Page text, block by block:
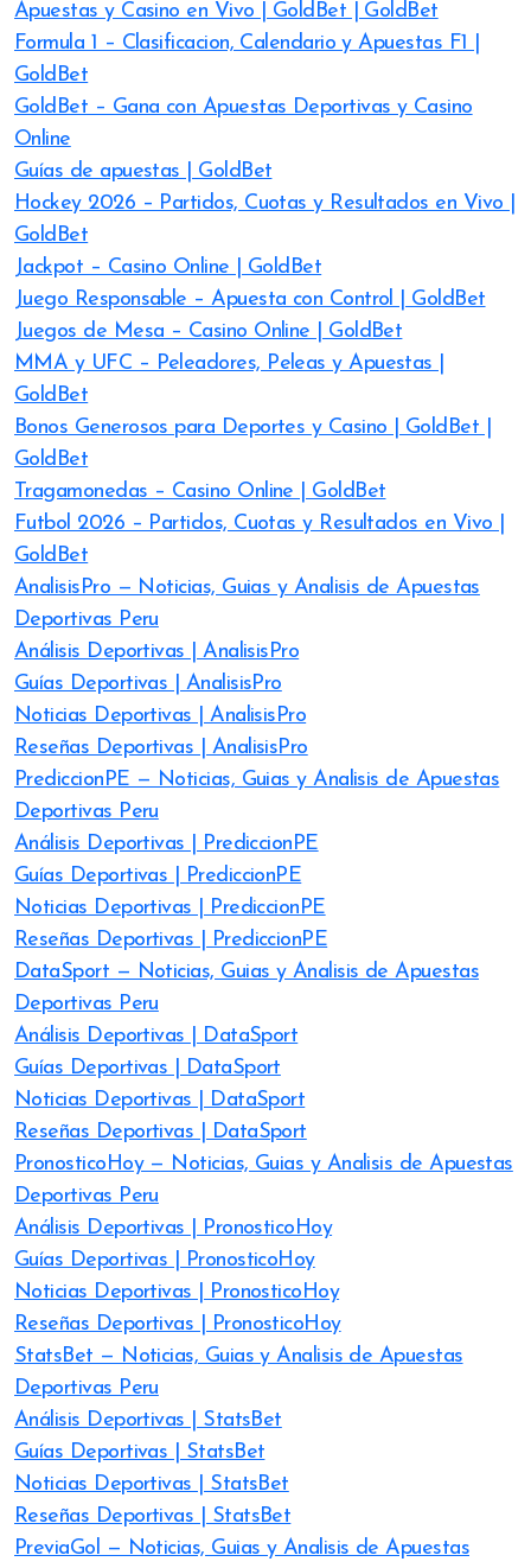
Apuestas y Casino en Vivo | GoldBet | GoldBet
Formula 1 – Clasificacion, Calendario y Apuestas F1 |
GoldBet
GoldBet – Gana con Apuestas Deportivas y Casino
Online
Guías de apuestas | GoldBet
Hockey 2026 – Partidos, Cuotas y Resultados en Vivo |
GoldBet
Jackpot – Casino Online | GoldBet
Juego Responsable – Apuesta con Control | GoldBet
Juegos de Mesa – Casino Online | GoldBet
MMA y UFC – Peleadores, Peleas y Apuestas |
GoldBet
Bonos Generosos para Deportes y Casino | GoldBet |
GoldBet
Tragamonedas – Casino Online | GoldBet
Futbol 2026 – Partidos, Cuotas y Resultados en Vivo |
GoldBet
AnalisisPro — Noticias, Guias y Analisis de Apuestas
Deportivas Peru
Análisis Deportivas | AnalisisPro
Guías Deportivas | AnalisisPro
Noticias Deportivas | AnalisisPro
Reseñas Deportivas | AnalisisPro
PrediccionPE — Noticias, Guias y Analisis de Apuestas
Deportivas Peru
Análisis Deportivas | PrediccionPE
Guías Deportivas | PrediccionPE
Noticias Deportivas | PrediccionPE
Reseñas Deportivas | PrediccionPE
DataSport — Noticias, Guias y Analisis de Apuestas
Deportivas Peru
Análisis Deportivas | DataSport
Guías Deportivas | DataSport
Noticias Deportivas | DataSport
Reseñas Deportivas | DataSport
PronosticoHoy — Noticias, Guias y Analisis de Apuestas
Deportivas Peru
Análisis Deportivas | PronosticoHoy
Guías Deportivas | PronosticoHoy
Noticias Deportivas | PronosticoHoy
Reseñas Deportivas | PronosticoHoy
StatsBet — Noticias, Guias y Analisis de Apuestas
Deportivas Peru
Análisis Deportivas | StatsBet
Guías Deportivas | StatsBet
Noticias Deportivas | StatsBet
Reseñas Deportivas | StatsBet
PreviaGol — Noticias, Guias y Analisis de Apuestas